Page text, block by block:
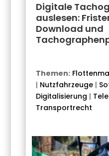
Digitale
auslesen:
Download und
Themen:
| Nutzfahrzeuge |
Digitalisierung |
Transportrecht